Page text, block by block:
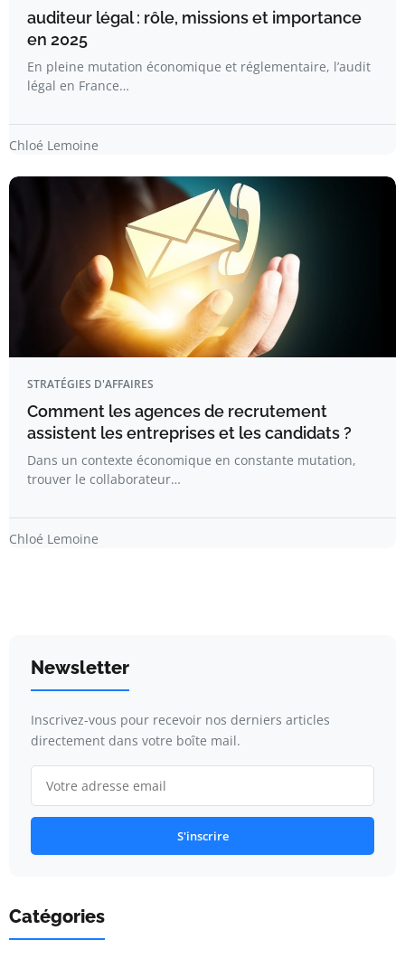
auditeur légal : rôle, missions et importance
en 2025
En pleine mutation économique et réglementaire, l’audit
légal en France…
Chloé Lemoine
STRATÉGIES D'AFFAIRES
Comment les agences de recrutement
assistent les entreprises et les candidats ?
Dans un contexte économique en constante mutation,
trouver le collaborateur…
Chloé Lemoine
Newsletter
Inscrivez-vous pour recevoir nos derniers articles
directement dans votre boîte mail.
S'inscrire
Catégories